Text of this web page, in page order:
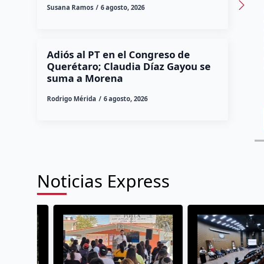
Susana Ramos 6 agosto, 2026
Adiós al PT en el Congreso de
Querétaro; Claudia Díaz Gayou se
suma a Morena
Rodrigo Mérida 6 agosto, 2026
Noticias Express